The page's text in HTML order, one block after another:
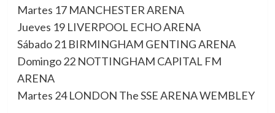
Martes 17 MANCHESTER ARENA
Jueves 19 LIVERPOOL ECHO ARENA
Sábado 21 BIRMINGHAM GENTING ARENA
Domingo 22 NOTTINGHAM CAPITAL FM
ARENA
Martes 24 LONDON The SSE ARENA WEMBLEY